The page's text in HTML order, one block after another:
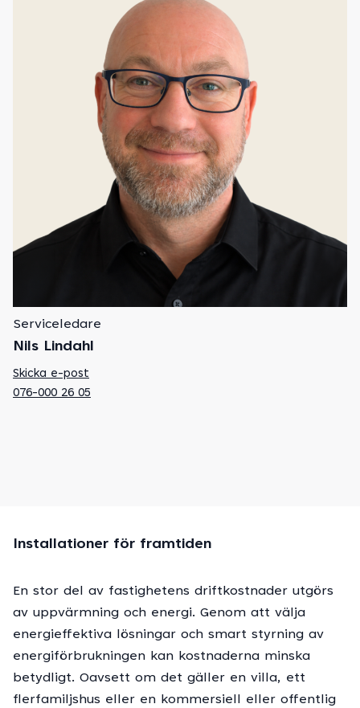
Serviceledare
Nils Lindahl
Skicka e-post
076-000 26 05
Installationer för framtiden
En stor del av fastighetens driftkostnader utgörs
av uppvärmning och energi. Genom att välja
energieffektiva lösningar och smart styrning av
energiförbrukningen kan kostnaderna minska
betydligt. Oavsett om det gäller en villa, ett
flerfamiljshus eller en kommersiell eller offentlig